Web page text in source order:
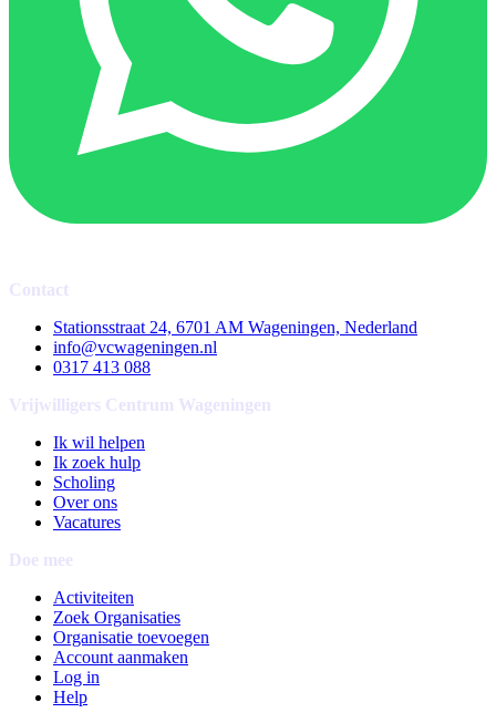
Contact
Stationsstraat 24, 6701 AM Wageningen, Nederland
info@vcwageningen.nl
0317 413 088
Vrijwilligers Centrum Wageningen
Ik wil helpen
Ik zoek hulp
Scholing
Over ons
Vacatures
Doe mee
Activiteiten
Zoek Organisaties
Organisatie toevoegen
Account aanmaken
Log in
Help